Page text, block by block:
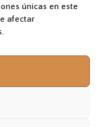
únicas en este
afectar
cristiana en
una
del poder
lo que